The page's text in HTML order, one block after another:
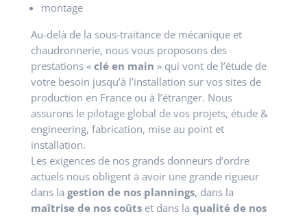
montage
Au-delà de la sous-traitance de mécanique et
chaudronnerie, nous vous proposons des
prestations « clé en main » qui vont de l’étude de
votre besoin jusqu’à l’installation sur vos sites de
production en France ou à l’étranger. Nous
assurons le pilotage global de vos projets, étude &
engineering, fabrication, mise au point et
installation.
Les exigences de nos grands donneurs d’ordre
actuels nous obligent à avoir une grande rigueur
dans la gestion de nos plannings, dans la
maîtrise de nos coûts et dans la qualité de nos